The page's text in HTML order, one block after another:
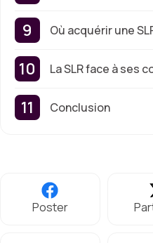
Où acquérir une
La SLR face à ses
Conclusion
Poster